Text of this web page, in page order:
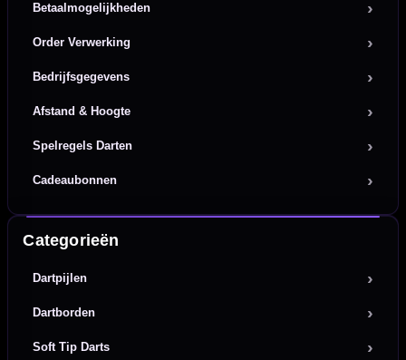
Betaalmogelijkheden
Order Verwerking
Bedrijfsgegevens
Afstand & Hoogte
Spelregels Darten
Cadeaubonnen
Categorieën
Dartpijlen
Dartborden
Soft Tip Darts